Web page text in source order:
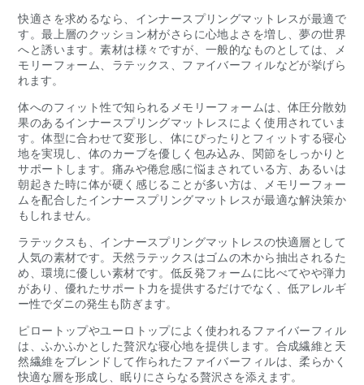
快適さを求めるなら、インナースプリングマットレスが最適で
す。最上層のクッション材がさらに心地よさを増し、夢の世界
へと誘います。素材は様々ですが、一般的なものとしては、メ
モリーフォーム、ラテックス、ファイバーフィルなどが挙げら
れます。
体へのフィット性で知られるメモリーフォームは、体圧分散効
果のあるインナースプリングマットレスによく使用されていま
す。体型に合わせて変形し、体にぴったりとフィットする寝心
地を実現し、体のカーブを優しく包み込み、関節をしっかりと
サポートします。痛みや倦怠感に悩まされている方、あるいは
朝起きた時に体が硬く感じることが多い方は、メモリーフォー
ムを配合したインナースプリングマットレスが最適な解決策か
もしれません。
ラテックスも、インナースプリングマットレスの快適層として
人気の素材です。天然ラテックスはゴムの木から抽出されるた
め、環境に優しい素材です。低反発フォームに比べてやや弾力
があり、優れたサポート力を提供するだけでなく、低アレルギ
ー性でダニの発生も防ぎます。
ピロートップやユーロトップによく使われるファイバーフィル
は、ふかふかとした贅沢な寝心地を提供します。合成繊維と天
然繊維をブレンドして作られたファイバーフィルは、柔らかく
快適な層を形成し、眠りにさらなる贅沢さを添えます。